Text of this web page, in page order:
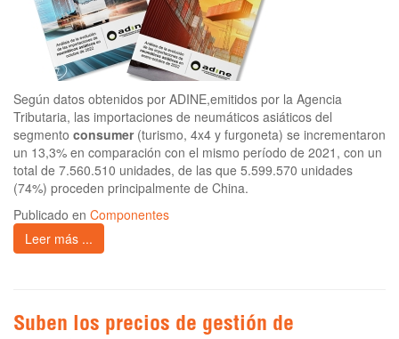
Según datos obtenidos por ADINE,emitidos por la Agencia
Tributaria, las importaciones de neumáticos asiáticos del
segmento consumer (turismo, 4x4 y furgoneta) se incrementaron
un 13,3% en comparación con el mismo período de 2021, con un
total de 7.560.510 unidades, de las que 5.599.570 unidades
(74%) proceden principalmente de China.
Publicado en Componentes
Leer más ...
Suben los precios de gestión de